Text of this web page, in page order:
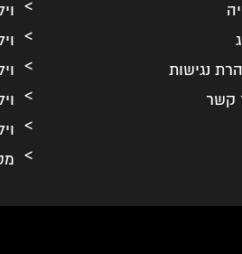
נגישות
קשר